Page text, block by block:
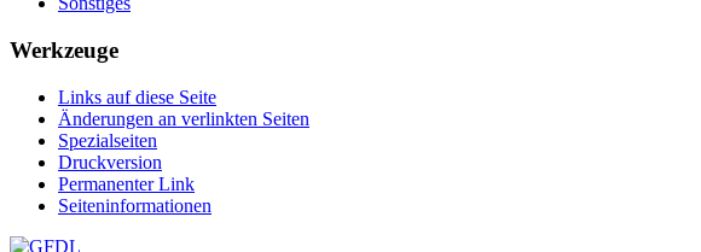
Werkzeuge
Links auf diese Seite
Änderungen an verlinkten Seiten
Spezialseiten
Druckversion
Permanenter Link
Seiten­­informationen